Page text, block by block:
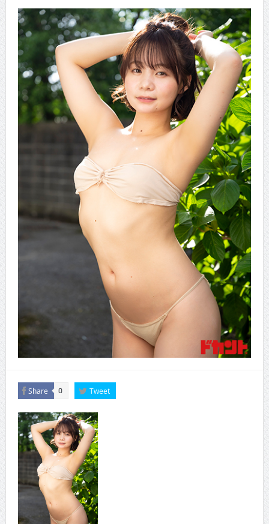
CINEMA×STYLE 287号
CINEMA×STYLE 286号
CINEMA×STYLE 285号
CINEMA×STYLE 294号
Share 0 Tweet